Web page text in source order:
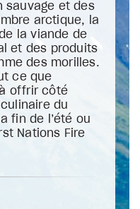
sauvage et des
arctique, la
la viande de
et des produits
des morilles.
ce que
offrir côté
du
fin de l’été ou
Nations Fire